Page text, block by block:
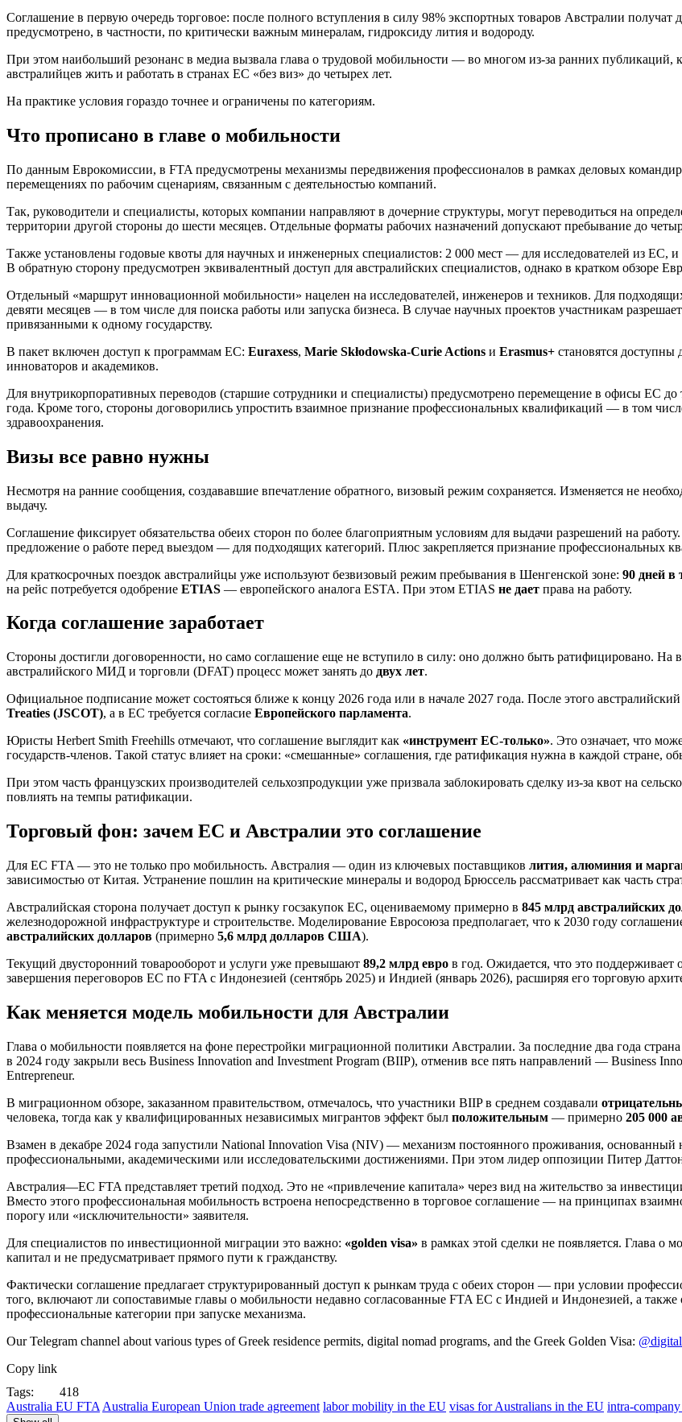
Соглашение в первую очередь торговое: после полного вступления в силу 98% экспортных товаров Австралии
предусмотрено, в частности, по критически важным минералам, гидроксиду лития и водороду.
При этом наибольший резонанс в медиа вызвала глава о трудовой мобильности — во многом из‑за ранних публикаций,
австралийцев жить и работать в странах ЕС «без виз» до четырех лет.
На практике условия гораздо точнее и ограничены по категориям.
Что прописано в главе о мобильности
По данным Еврокомиссии, в FTA предусмотрены механизмы передвижения профессионалов в рамках деловых
перемещениях по рабочим сценариям, связанным с деятельностью компаний.
Так, руководители и специалисты, которых компании направляют в дочерние структуры, могут переводиться на
территории другой стороны до шести месяцев. Отдельные форматы рабочих назначений допускают пребывание до
Также установлены годовые квоты для научных и инженерных специалистов: 2 000 мест — для исследователей из ЕС,
В обратную сторону предусмотрен эквивалентный доступ для австралийских специалистов, однако в кратком обзоре
Отдельный «маршрут инновационной мобильности» нацелен на исследователей, инженеров и техников. Для
девяти месяцев — в том числе для поиска работы или запуска бизнеса. В случае научных проектов участникам
привязанными к одному государству.
В пакет включен доступ к программам ЕС: Euraxess, Marie Skłodowska‑Curie Actions и Erasmus+ становятся доступны
инноваторов и академиков.
Для внутрикорпоративных переводов (старшие сотрудники и специалисты) предусмотрено перемещение в офисы ЕС
года. Кроме того, стороны договорились упростить взаимное признание профессиональных квалификаций — в том
здравоохранения.
Визы все равно нужны
Несмотря на ранние сообщения, создававшие впечатление обратного, визовый режим сохраняется. Изменяется не
выдачу.
Соглашение фиксирует обязательства обеих сторон по более благоприятным условиям для выдачи разрешений на
предложение о работе перед выездом — для подходящих категорий. Плюс закрепляется признание профессиональных
Для краткосрочных поездок австралийцы уже используют безвизовый режим пребывания в Шенгенской зоне: 90 дней в
на рейс потребуется одобрение ETIAS — европейского аналога ESTA. При этом ETIAS не дает права на работу.
Когда соглашение заработает
Стороны достигли договоренности, но само соглашение еще не вступило в силу: оно должно быть ратифицировано.
австралийского МИД и торговли (DFAT) процесс может занять до двух лет.
Официальное подписание может состояться ближе к концу 2026 года или в начале 2027 года. После этого
Treaties (JSCOT), а в ЕС требуется согласие Европейского парламента.
Юристы Herbert Smith Freehills отмечают, что соглашение выглядит как «инструмент ЕС‑только». Это означает, что
государств‑членов. Такой статус влияет на сроки: «смешанные» соглашения, где ратификация нужна в каждой стране,
При этом часть французских производителей сельхозпродукции уже призвала заблокировать сделку из‑за квот на
повлиять на темпы ратификации.
Торговый фон: зачем ЕС и Австралии это соглашение
Для ЕС FTA — это не только про мобильность. Австралия — один из ключевых поставщиков лития, алюминия и
зависимостью от Китая. Устранение пошлин на критические минералы и водород Брюссель рассматривает как часть
Австралийская сторона получает доступ к рынку госзакупок ЕС, оцениваемому примерно в 845 млрд австралийских
железнодорожной инфраструктуре и строительстве. Моделирование Евросоюза предполагает, что к 2030 году
австралийских долларов (примерно 5,6 млрд долларов США).
Текущий двусторонний товарооборот и услуги уже превышают 89,2 млрд евро в год. Ожидается, что это поддерживает
завершения переговоров ЕС по FTA с Индонезией (сентябрь 2025) и Индией (январь 2026), расширяя его торговую
Как меняется модель мобильности для Австралии
Глава о мобильности появляется на фоне перестройки миграционной политики Австралии. За последние два года
в 2024 году закрыли весь Business Innovation and Investment Program (BIIP), отменив все пять направлений — Business
Entrepreneur.
В миграционном обзоре, заказанном правительством, отмечалось, что участники BIIP в среднем создавали
человека, тогда как у квалифицированных независимых мигрантов эффект был положительным — примерно 205 000
Взамен в декабре 2024 года запустили National Innovation Visa (NIV) — механизм постоянного проживания, основанный
профессиональными, академическими или исследовательскими достижениями. При этом лидер оппозиции Питер
Австралия—ЕС FTA представляет третий подход. Это не «привлечение капитала» через вид на жительство за
Вместо этого профессиональная мобильность встроена непосредственно в торговое соглашение — на принципах
порогу или «исключительности» заявителя.
Для специалистов по инвестиционной миграции это важно: «golden visa» в рамках этой сделки не появляется. Глава о
капитал и не предусматривает прямого пути к гражданству.
Фактически соглашение предлагает структурированный доступ к рынкам труда с обеих сторон — при условии
того, включают ли сопоставимые главы о мобильности недавно согласованные FTA ЕС с Индией и Индонезией, а также
профессиональные категории при запуске механизма.
Our Telegram channel about various types of Greek residence permits, digital nomad programs, and the Greek Golden Visa:
Copy link
Tags:
418
Australia EU FTA Australia European Union trade agreement labor mobility in the EU visas for Australians in the EU intra-